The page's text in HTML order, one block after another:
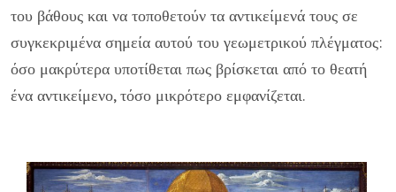
του βάθους και να τοποθετούν τα αντικείμενά τους σε
συγκεκριμένα σημεία αυτού του γεωμετρικού πλέγματος:
όσο μακρύτερα υποτίθεται πως βρίσκεται από το θεατή
ένα αντικείμενο, τόσο μικρότερο εμφανίζεται.